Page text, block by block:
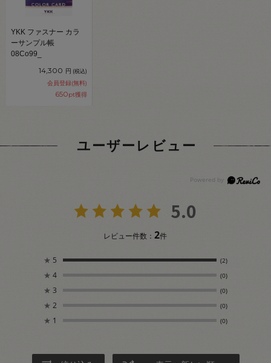
YKK ファスナー カラ
ーサンプル帳
08Co99_
14,300 円 (税込)
会員登録(無料)
650pt獲得
ユーザーレビュー
5.0
レビュー件数：2件
★ 5 (2)
★ 4 (0)
★ 3 (0)
★ 2 (0)
★ 1 (0)